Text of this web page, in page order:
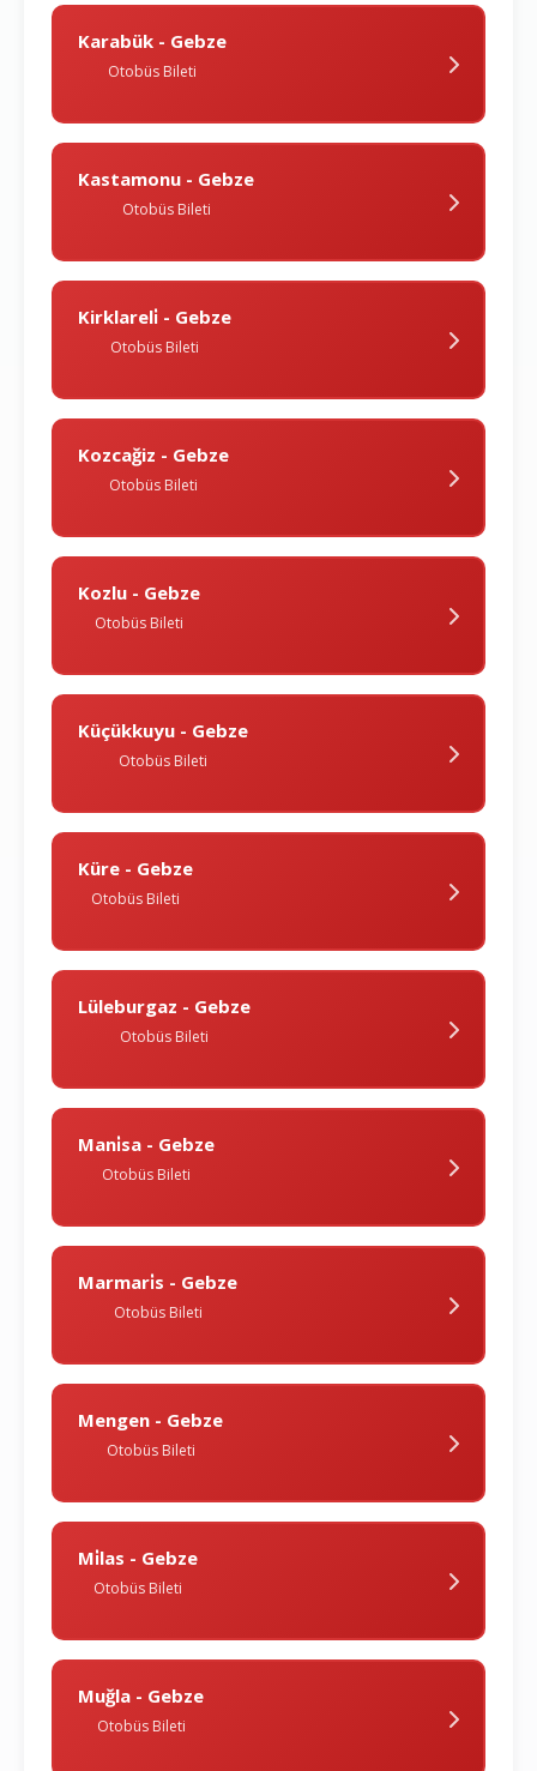
Karabük - Gebze
Otobüs Bileti
Kastamonu - Gebze
Otobüs Bileti
Kirklareli̇ - Gebze
Otobüs Bileti
Kozcağiz - Gebze
Otobüs Bileti
Kozlu - Gebze
Otobüs Bileti
Küçükkuyu - Gebze
Otobüs Bileti
Küre - Gebze
Otobüs Bileti
Lüleburgaz - Gebze
Otobüs Bileti
Mani̇sa - Gebze
Otobüs Bileti
Marmari̇s - Gebze
Otobüs Bileti
Mengen - Gebze
Otobüs Bileti
Mi̇las - Gebze
Otobüs Bileti
Muğla - Gebze
Otobüs Bileti